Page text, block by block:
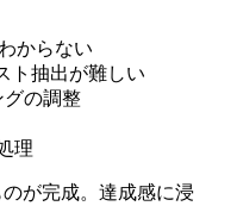
からない
ト抽出が難しい
グの調整
理
が完成。達成感に浸